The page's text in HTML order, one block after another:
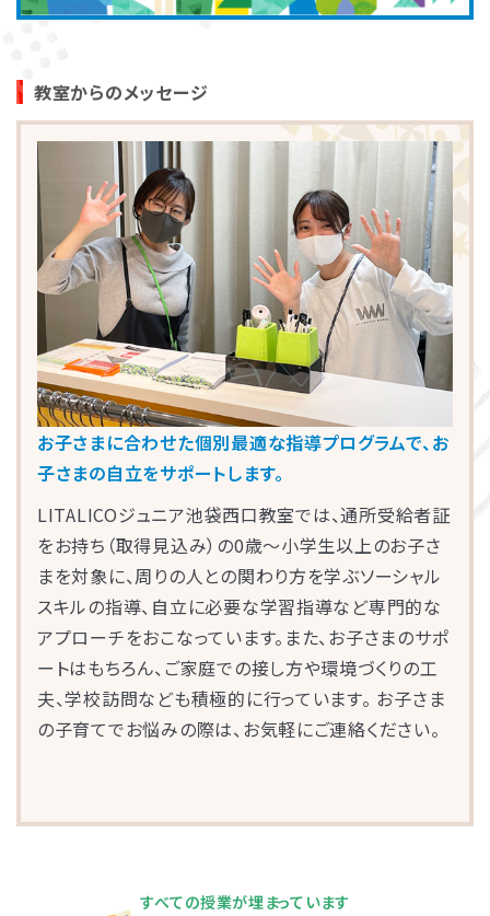
LITALICOワンダー
LITALICOライフ
LITALICOワークス
LITALICO仕事ナビ
LITALICOキャリア
LITALICO教育ソフト
LITALICO発達特性検査
LITALICO研究所
教室からのメッセージ
お子さまに合わせた個別最適な指導プログラムで、お
子さまの自立をサポートします。
LITALICOジュニア池袋西口教室では、通所受給者証
をお持ち（取得見込み）の0歳～小学生以上のお子さ
まを対象に、周りの人との関わり方を学ぶソーシャル
スキルの指導、自立に必要な学習指導など専門的な
アプローチをおこなっています。また、お子さまのサポ
ートはもちろん、ご家庭での接し方や環境づくりの工
夫、学校訪問なども積極的に行っています。 お子さま
の子育てでお悩みの際は、お気軽にご連絡ください。
すべての授業が埋まっています
発達に凸凹のあるお子さんへの
の養成。新人研修や一定期間の
他にも発達障害児教育の分野において専門性の高
いスーパーバイザーが多数在籍し、各教室の指導
員の育成・サポートを行っています。
お子さまのやる気を引き出し、